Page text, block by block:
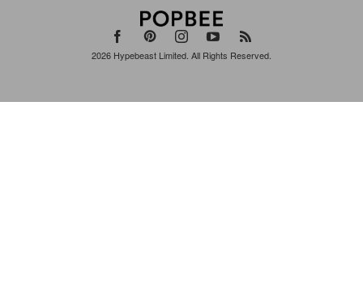
2026 Hypebeast Limited. All Rights Reserved.